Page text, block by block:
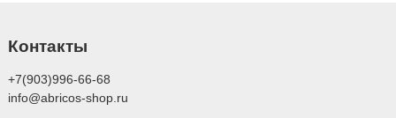
Контакты
+7(903)996-66-68
info@abricos-shop.ru